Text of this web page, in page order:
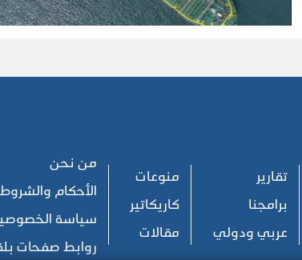
تقارير
برامجنا
عربي ودولي
منوعات
كاريكاتير
مقالات
من نحن
الأحكام والشروط
سياسة
روابط صفحات